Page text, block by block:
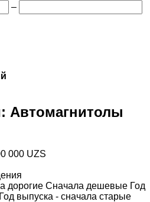
–
Автомагнитолы
000 UZS
дорогие Сначала дешевые Год
Год выпуска - сначала старые